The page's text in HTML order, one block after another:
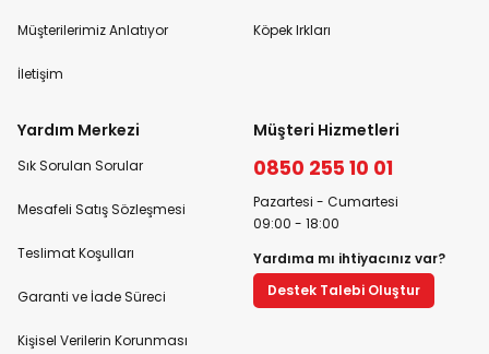
Müşterilerimiz Anlatıyor
İletişim
Köpek Irkları
Yardım Merkezi
Sık Sorulan Sorular
Mesafeli Satış Sözleşmesi
Teslimat Koşulları
Garanti ve İade Süreci
Kişisel Verilerin Korunması
Müşteri Hizmetleri
0850 255 10 01
Pazartesi - Cumartesi
09:00 - 18:00
Yardıma mı ihtiyacınız var?
Destek Talebi Oluştur